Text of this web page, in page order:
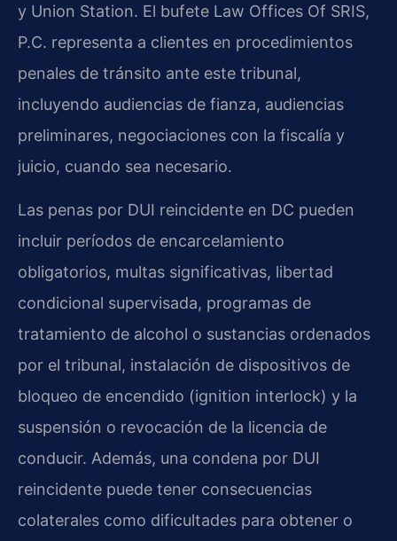
y Union Station. El bufete Law Offices Of SRIS,
P.C. representa a clientes en procedimientos
penales de tránsito ante este tribunal,
incluyendo audiencias de fianza, audiencias
preliminares, negociaciones con la fiscalía y
juicio, cuando sea necesario.
Las penas por DUI reincidente en DC pueden
incluir períodos de encarcelamiento
obligatorios, multas significativas, libertad
condicional supervisada, programas de
tratamiento de alcohol o sustancias ordenados
por el tribunal, instalación de dispositivos de
bloqueo de encendido (ignition interlock) y la
suspensión o revocación de la licencia de
conducir. Además, una condena por DUI
reincidente puede tener consecuencias
colaterales como dificultades para obtener o